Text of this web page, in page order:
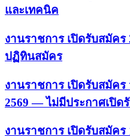
และเทคนิค
งานราชการ เปิดรับสมัค
ปฏิทินสมัคร
งานราชการ เปิดรับสมัค
2569 — ไม่มีประกาศเปิด
งานราชการ เปิดรับสมัคร